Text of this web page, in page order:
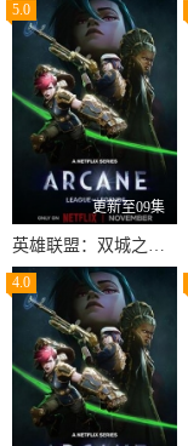
5.0
更新至09集
英雄联盟：双城之战第二季国语
4.0